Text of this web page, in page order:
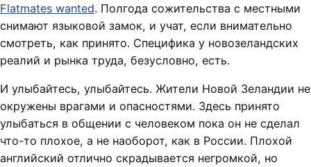
Flatmates wanted. Полгода сожительства с местными
снимают языковой замок, и учат, если внимательно
смотреть, как принято. Специфика у новозеландских
реалий и рынка труда, безусловно, есть.
И улыбайтесь, улыбайтесь. Жители Новой Зеландии не
окружены врагами и опасностями. Здесь принято
улыбаться в общении с человеком пока он не сделал
что-то плохое, а не наоборот, как в России. Плохой
английский отлично скрадывается негромкой, но